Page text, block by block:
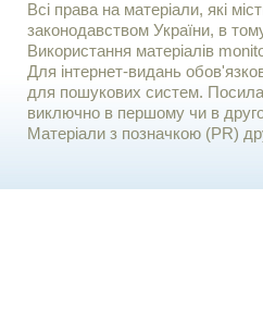
Всі права на матеріали, які
законодавством України, в
Використання матерiалiв
Для iнтернет-видань
для пошукових систем.
виключно в першому чи в
Матеріали з позначкою (PR)